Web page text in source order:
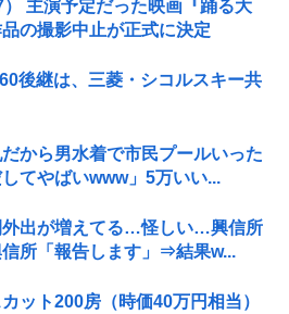
） 主演予定だった映画『踊る大
の撮影中止が正式に決定
後継は、三菱・シコルスキー共
だから男水着で市民プールいった
てやばいwww」5万いい...
外出が増えてる…怪しい…興信所
所「報告します」⇒結果w...
ット200房（時価40万円相当）